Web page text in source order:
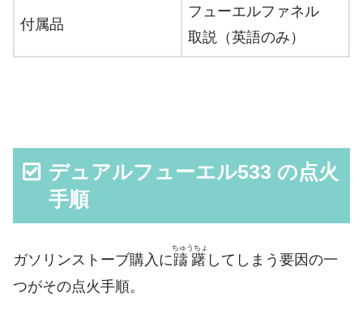
付属品
フューエルファネル
取説（英語のみ）
デュアルフューエル533 の点火
手順
ガソリンストーブ購入に躊躇
ちゅうちょ
してしまう要因の一
つがその点火手順。